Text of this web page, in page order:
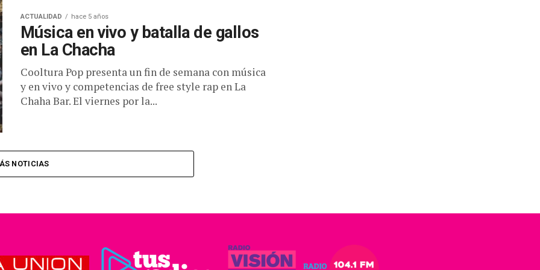
ACTUALIDAD hace 5 años
Música en vivo y batalla de gallos
en La Chacha
Cooltura Pop presenta un fin de semana con música
y en vivo y competencias de free style rap en La
Chaha Bar. El viernes por la...
NOTICIAS